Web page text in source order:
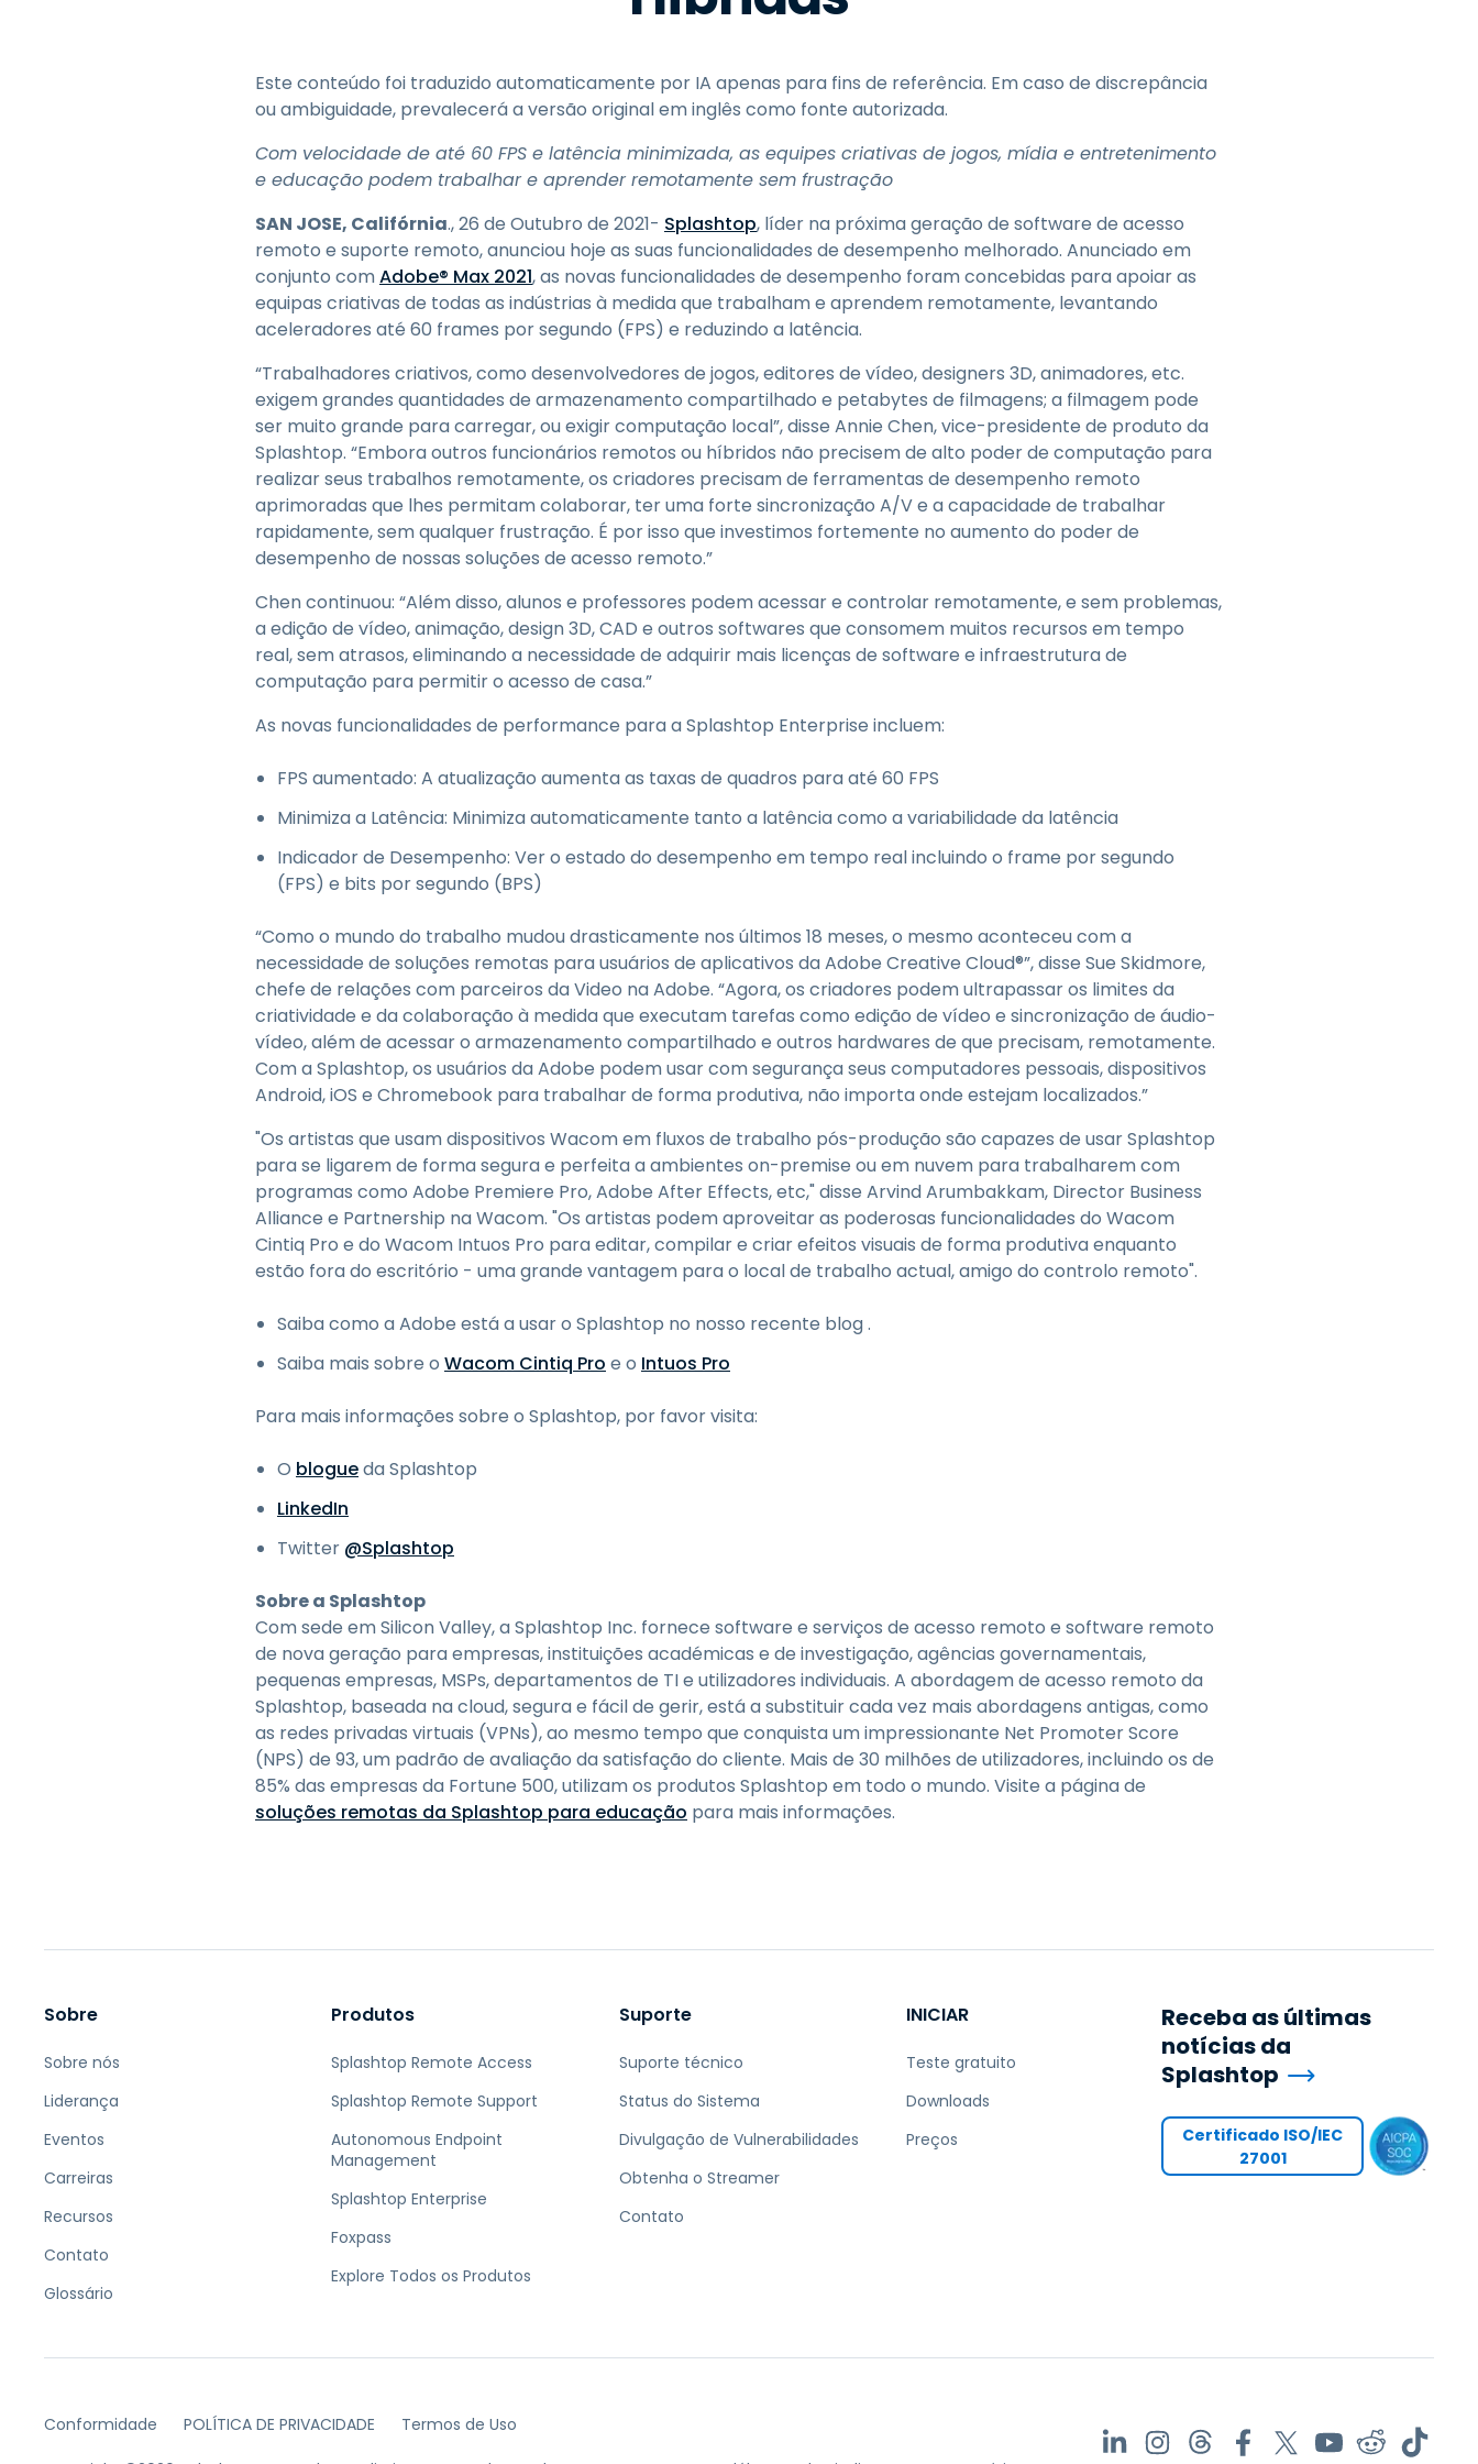
Trabalho à Distância com
a Wacom
Laboratórios Remotos
Segurança de Endpoint
Explore Todas as
Necessidades
Explore todas as
indústrias
ภาษาไทย
Este conteúdo foi traduzido automaticamente por IA apenas para fins de referência. Em caso de discrepância
ou ambiguidade, prevalecerá a versão original em inglês como fonte autorizada.
Com velocidade de até 60 FPS e latência minimizada, as equipes criativas de jogos, mídia e entretenimento
e educação podem trabalhar e aprender remotamente sem frustração
SAN JOSE, Califórnia., 26 de Outubro de 2021- Splashtop, líder na próxima geração de software de acesso
remoto e suporte remoto, anunciou hoje as suas funcionalidades de desempenho melhorado. Anunciado em
conjunto comAdobe® Max 2021, as novas funcionalidades de desempenho foram concebidas para apoiar as
equipas criativas de todas as indústrias à medida que trabalham e aprendem remotamente, levantando
aceleradores até 60 frames por segundo (FPS) e reduzindo a latência.
“Trabalhadores criativos, como desenvolvedores de jogos, editores de vídeo, designers 3D, animadores, etc.
exigem grandes quantidades de armazenamento compartilhado e petabytes de filmagens; a filmagem pode
ser muito grande para carregar, ou exigir computação local”, disse Annie Chen, vice-presidente de produto da
Splashtop. “Embora outros funcionários remotos ou híbridos não precisem de alto poder de computação para
realizar seus trabalhos remotamente, os criadores precisam de ferramentas de desempenho remoto
aprimoradas que lhes permitam colaborar, ter uma forte sincronização A/V e a capacidade de trabalhar
rapidamente, sem qualquer frustração. É por isso que investimos fortemente no aumento do poder de
desempenho de nossas soluções de acesso remoto.”
Chen continuou: “Além disso, alunos e professores podem acessar e controlar remotamente, e sem problemas,
a edição de vídeo, animação, design 3D, CAD e outros softwares que consomem muitos recursos em tempo
real, sem atrasos, eliminando a necessidade de adquirir mais licenças de software e infraestrutura de
computação para permitir o acesso de casa.”
As novas funcionalidades de performance para a Splashtop Enterprise incluem:
FPS aumentado: A atualização aumenta as taxas de quadros para até 60 FPS
Minimiza a Latência: Minimiza automaticamente tanto a latência como a variabilidade da latência
Indicador de Desempenho: Ver o estado do desempenho em tempo real incluindo o frame por segundo
(FPS) e bits por segundo (BPS)
“Como o mundo do trabalho mudou drasticamente nos últimos 18 meses, o mesmo aconteceu com a
necessidade de soluções remotas para usuários de aplicativos da Adobe Creative Cloud®”, disse Sue Skidmore,
chefe de relações com parceiros da Video na Adobe. “Agora, os criadores podem ultrapassar os limites da
criatividade e da colaboração à medida que executam tarefas como edição de vídeo e sincronização de áudio-
vídeo, além de acessar o armazenamento compartilhado e outros hardwares de que precisam, remotamente.
Com a Splashtop, os usuários da Adobe podem usar com segurança seus computadores pessoais, dispositivos
Android, iOS e Chromebook para trabalhar de forma produtiva, não importa onde estejam localizados.”
"Os artistas que usam dispositivos Wacom em fluxos de trabalho pós-produção são capazes de usar Splashtop
para se ligarem de forma segura e perfeita a ambientes on-premise ou em nuvem para trabalharem com
programas como Adobe Premiere Pro, Adobe After Effects, etc," disse Arvind Arumbakkam, Director Business
Alliance e Partnership na Wacom. "Os artistas podem aproveitar as poderosas funcionalidades do Wacom
Cintiq Pro e do Wacom Intuos Pro para editar, compilar e criar efeitos visuais de forma produtiva enquanto
estão fora do escritório - uma grande vantagem para o local de trabalho actual, amigo do controlo remoto".
Saiba como a Adobe está a usar o Splashtop no nosso recente blog.
Saiba mais sobre o Wacom Cintiq Pro e o Intuos Pro
Para mais informações sobre o Splashtop, por favor visita:
O blogueda Splashtop
LinkedIn
Twitter @Splashtop
Sobre a Splashtop
Com sede em Silicon Valley, a Splashtop Inc. fornece software e serviços de acesso remoto e software remoto
de nova geração para empresas, instituições académicas e de investigação, agências governamentais,
pequenas empresas, MSPs, departamentos de TI e utilizadores individuais. A abordagem de acesso remoto da
Splashtop, baseada na cloud, segura e fácil de gerir, está a substituir cada vez mais abordagens antigas, como
as redes privadas virtuais (VPNs), ao mesmo tempo que conquista um impressionante Net Promoter Score
(NPS) de 93, um padrão de avaliação da satisfação do cliente. Mais de 30 milhões de utilizadores, incluindo os de
85% das empresas da Fortune 500, utilizam os produtos Splashtop em todo o mundo. Visite a página de
soluções remotas da Splashtop para educação para mais informações.
Sobre
Sobre nós
Liderança
Eventos
Carreiras
Recursos
Contato
Glossário
Produtos
Splashtop Remote Access
Splashtop Remote Support
Autonomous Endpoint
Management
Splashtop Enterprise
Foxpass
Explore Todos os Produtos
Suporte
Suporte técnico
Status do Sistema
Divulgação de Vulnerabilidades
Obtenha o Streamer
Contato
INICIAR
Teste gratuito
Downloads
Preços
Receba as últimas
notícias da
Splashtop
Certificado ISO/IEC
27001
Conformidade POLÍTICA DE PRIVACIDADE Termos de Uso